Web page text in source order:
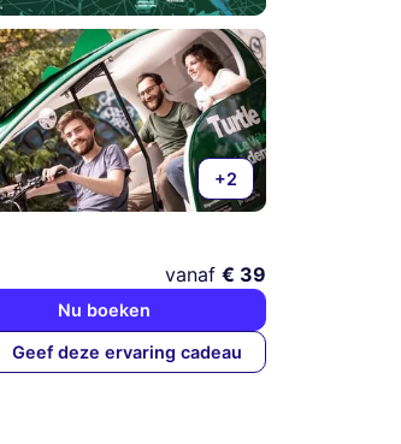
+2
vanaf € 39
Nu boeken
Geef deze ervaring cadeau